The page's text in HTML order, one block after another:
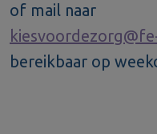
of mail naar
bereikbaar op